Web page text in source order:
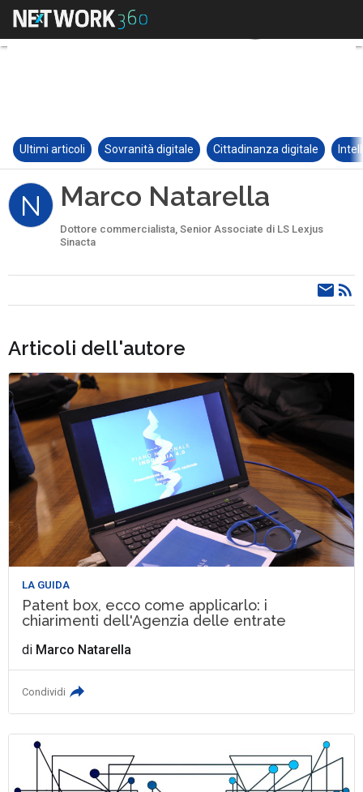
Ultimi articoli Sovranità digitale Cittadinanza digitale
N Marco Natarella
Dottore commercialista, Senior Associate di LS Lexjus
Sinacta
Articoli dell'autore
LA GUIDA
Patent box, ecco come applicarlo: i
chiarimenti dell'Agenzia delle entrate
di Marco Natarella
Condividi